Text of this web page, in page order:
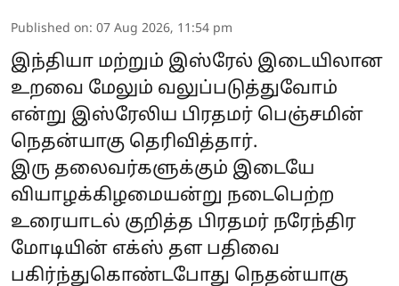
Published on: 07 Aug 2026, 11:54 pm
இந்தியா மற்றும் இஸ்ரேல் இடையிலான
உறவை மேலும் வலுப்படுத்துவோம்
என்று இஸ்ரேலிய பிரதமர் பெஞ்சமின்
நெதன்யாகு தெரிவித்தார்.
இரு தலைவர்களுக்கும் இடையே
வியாழக்கிழமையன்று நடைபெற்ற
உரையாடல் குறித்த பிரதமர் நரேந்திர
மோடியின் எக்ஸ் தள பதிவை
பகிர்ந்துகொண்டபோது நெதன்யாகு